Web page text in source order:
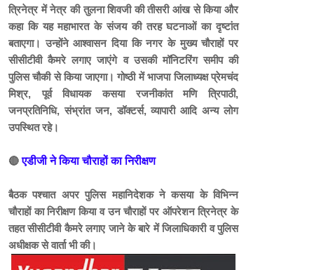
त्रिनेत्र में नेत्र की तुलना शिवजी की तीसरी आंख से किया और
कहा कि यह महाभारत के संजय की तरह घटनाओं का दृष्टांत
बताएगा। उन्होंने आश्वासन दिया कि नगर के मुख्य चौराहों पर
सीसीटीवी कैमरे लगाए जाएंगे व उसकी मॉनिटरिंग समीप की
पुलिस चौकी से किया जाएगा। गोष्ठी में भाजपा जिलाध्यक्ष प्रेमचंद
मिश्र, पूर्व विधायक कसया रजनीकांत मणि त्रिपाठी,
जनप्रतिनिधि, संभ्रांत जन, डॉक्टर्स, व्यापारी आदि अन्य लोग
उपस्थित रहे।
🔴एडीजी ने किया चौराहों का निरीक्षण
बैठक पश्चात अपर पुलिस महानिदेशक ने कसया के विभिन्न
चौराहों का निरीक्षण किया व उन चौराहों पर ऑपरेशन त्रिनेत्र के
तहत सीसीटीवी कैमरे लगाए जाने के बारे में जिलाधिकारी व पुलिस
अधीक्षक से वार्ता भी की।